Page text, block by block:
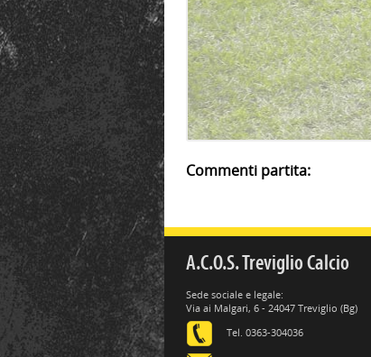
Commenti partita:
A.C.O.S. Treviglio Calcio
Sede sociale e legale:
Via ai Malgari, 6 - 24047 Treviglio (Bg)
Tel. 0363-304036